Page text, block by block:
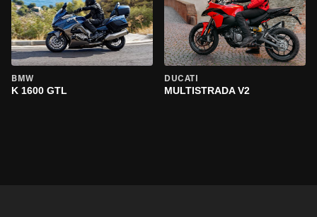
BMW
K 1600 GTL
DUCATI
MULTISTRADA V2